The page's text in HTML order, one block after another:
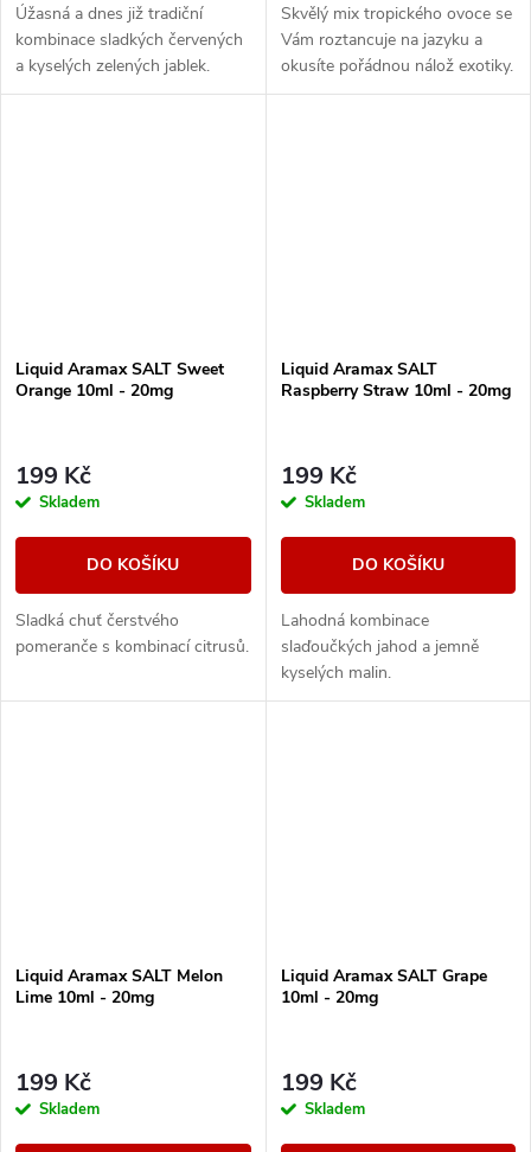
Úžasná a dnes již tradiční
kombinace sladkých červených
a kyselých zelených jablek.
Skvělý mix tropického ovoce se
Vám roztancuje na jazyku a
okusíte pořádnou nálož exotiky.
Liquid Aramax SALT Sweet
Orange 10ml - 20mg
199 Kč
Skladem
DO KOŠÍKU
Sladká chuť čerstvého
pomeranče s kombinací citrusů.
Liquid Aramax SALT
Raspberry Straw 10ml - 20mg
199 Kč
Skladem
DO KOŠÍKU
Lahodná kombinace
slaďoučkých jahod a jemně
kyselých malin.
Liquid Aramax SALT Melon
Lime 10ml - 20mg
199 Kč
Skladem
Liquid Aramax SALT Grape
10ml - 20mg
199 Kč
Skladem